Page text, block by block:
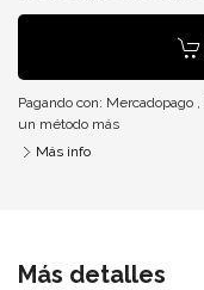
Pagando con: Mercadopago ,
un método más
Más info
Más detalles